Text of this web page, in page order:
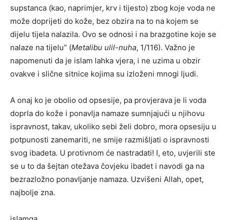
supstanca (kao, naprimjer, krv i tijesto) zbog koje voda ne
može doprijeti do kože, bez obzira na to na kojem se
dijelu tijela nalazila. Ovo se odnosi i na brazgotine koje se
nalaze na tijelu” (Metalibu ulil-nuha, 1/116). Važno je
napomenuti da je islam lahka vjera, i ne uzima u obzir
ovakve i slične sitnice kojima su izloženi mnogi ljudi.
A onaj ko je obolio od opsesije, pa provjerava je li voda
doprla do kože i ponavlja namaze sumnjajući u njihovu
ispravnost, takav, ukoliko sebi želi dobro, mora opsesiju u
potpunosti zanemariti, ne smije razmišljati o ispravnosti
svog ibadeta. U protivnom će nastradati! I, eto, uvjerili ste
se u to da šejtan otežava čovjeku ibadet i navodi ga na
bezrazložno ponavljanje namaza. Uzvišeni Allah, opet,
najbolje zna.